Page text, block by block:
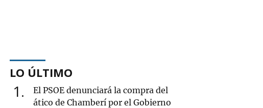
LO ÚLTIMO
1
El PSOE denunciará la compra del
ático de Chamberí por el Gobierno